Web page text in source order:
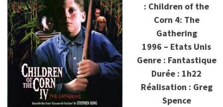
: Children of the
Corn 4: The
Gathering
1996 – Etats Unis
Genre : Fantastique
Durée : 1h22
Réalisation : Greg
Spence